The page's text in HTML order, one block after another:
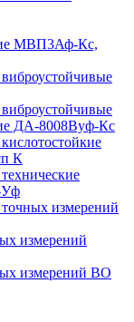
МВП3Аф-Кс,
ДА-8008Вуф-Кс
К
Уф
измерений
измерений
измерений ВО